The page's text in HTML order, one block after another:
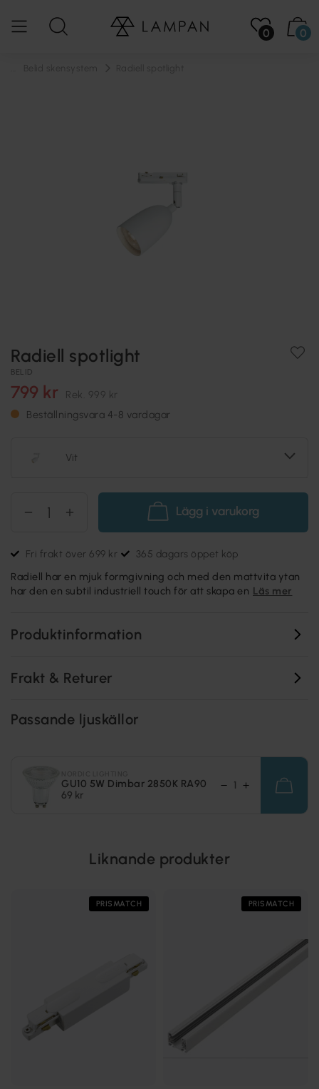
0 0
Radiell spotlight
BELID
799 kr Rek. 999 kr
Beställningsvara 4-8 vardagar
Vit
Lägg i varukorg
Fri frakt över 699 kr 365 dagars öppet köp
Radiell har en mjuk formgivning och med den mattvita ytan
har den en subtil industriell touch för att skapa en Läs mer
Produktinformation
Frakt & Returer
Passande ljuskällor
GU10 5W Dimbar 2850K RA90
69 kr
Liknande produkter
PRISMATCH PRISMATCH